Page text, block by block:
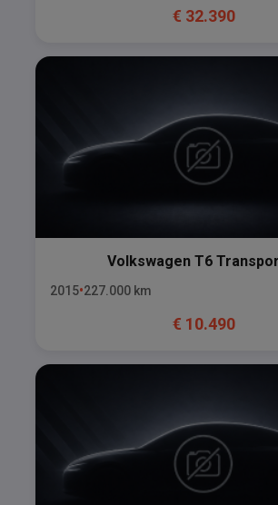
€ 32.390
Volkswagen T6
2015 227.000 km
€ 10.490